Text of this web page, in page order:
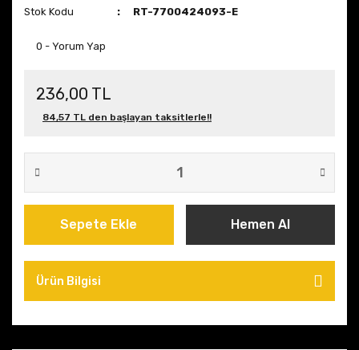
Stok Kodu
RT-7700424093-E
0 - Yorum Yap
236,00 TL
84,57 TL den başlayan taksitlerle!!
Sepete Ekle Hemen Al
Ürün Bilgisi